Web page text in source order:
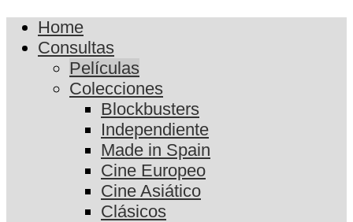
Home
Consultas
Películas
Colecciones
Blockbusters
Independiente
Made in Spain
Cine Europeo
Cine Asiático
Clásicos